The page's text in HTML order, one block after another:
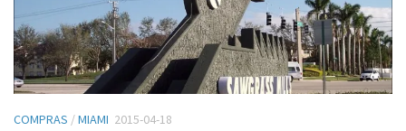
COMPRAS /MIAMI 2015-04-18